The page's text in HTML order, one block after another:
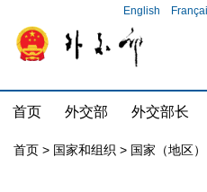
English
首页 外交部 外交部长
首页 > 国家和组织 > 国家（地区）